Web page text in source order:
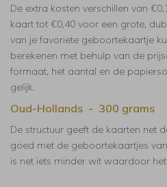
De extra kosten verschillen van
kaart tot €0,40 voor een grote,
van je favoriete geboortekaartje
berekenen met behulp van de
formaat, het aantal en de
gelijk.
Oud-Hollands - 300 grams
De structuur geeft de kaarten net
goed met de geboortekaartjes
is net iets minder wit waardoor